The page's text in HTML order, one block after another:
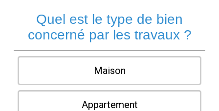
Quel est le type de bien
concerné par les travaux ?
Maison
Appartement